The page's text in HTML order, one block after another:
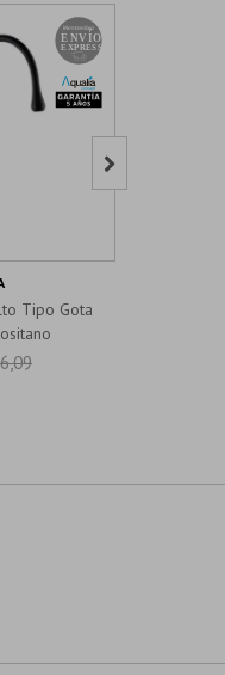
Tipo Gota
